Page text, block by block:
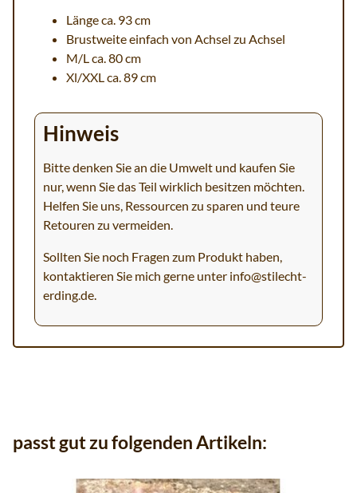
Länge ca. 93 cm
Brustweite einfach von Achsel zu Achsel
M/L ca. 80 cm
Xl/XXL ca. 89 cm
Hinweis
Bitte denken Sie an die Umwelt und kaufen Sie
nur, wenn Sie das Teil wirklich besitzen möchten.
Helfen Sie uns, Ressourcen zu sparen und teure
Retouren zu vermeiden.
Sollten Sie noch Fragen zum Produkt haben,
kontaktieren Sie mich gerne unter info@stilecht-
erding.de.
passt gut zu folgenden Artikeln: